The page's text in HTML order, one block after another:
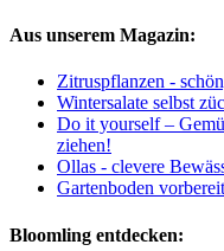
Aus unserem Magazin:
Zitruspflanzen -
Wintersalate selbst
Do it yourself –
ziehen!
Ollas - clevere
Gartenboden
Bloomling entdecken: